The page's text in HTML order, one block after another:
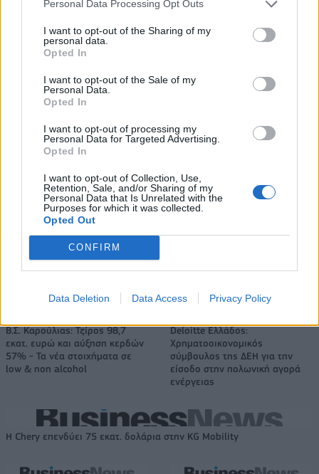
Personal Data Processing Opt Outs
I want to opt-out of the Sharing of my
personal data.
Opted In
I want to opt-out of the Sale of my
Personal Data.
Opted In
I want to opt-out of processing my
Personal Data for Targeted Advertising.
Opted In
I want to opt-out of Collection, Use,
Retention, Sale, and/or Sharing of my
Personal Data that Is Unrelated with the
Purposes for which it was collected.
Opted Out
CONFIRM
Data Deletion Data Access Privacy Policy
Η Toyota φέρνει νέα γενιά
μπαταριών για τα υβριδικά της
Σε κινεζική… πολιορκία η
Νέο Audi A2 e-tron με στόχο την κορυφή της αποδοτικότητας
στην Ισλανδία για την 5η θέση
στο Ευρωμπάσκετ (live stream)
στη νίκη της Ιντιάνα επί του
Σικάγο (vids)
Ελληνική Αναπτυξιακή Τράπεζα: Με «προίκα» 2 δισ. ευρώ ανοίγει
δρόμο για δάνεια έως 5 δισ. σε μικρομεσαίες
Β.Σ. Καρούλιας: Τζίρος 98,7
εκατ. ευρώ και αύξηση κερδών
57% - Τα νέα στοιχήματα σε
low & non alcohol
Deloitte Ελλάδος:
Χρηματοοικονομικός
σύμβουλος της ΔΕΗ για την
είσοδο στην πολωνική αγορά
ενέργειας
Η Chery επενδύει 75 εκατ. δολάρια στην KG Mobility